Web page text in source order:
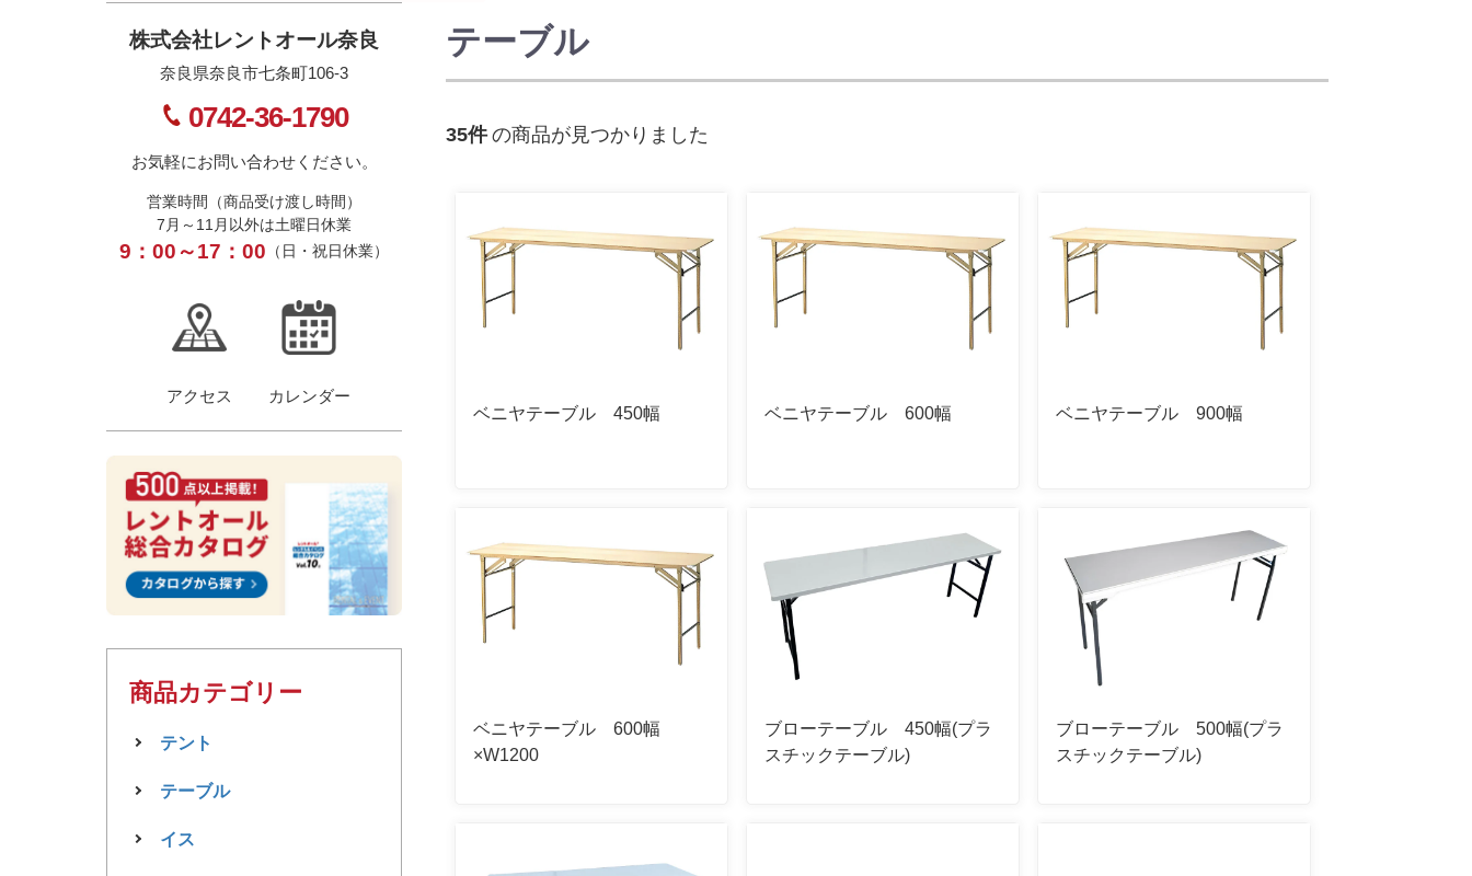
テーブル
35件 の商品が見つかりました
ベニヤテーブル 450幅 ベニヤテーブル 600幅 ベニヤテーブル 900幅
ベニヤテーブル 600幅
×W1200
ブローテーブル 450幅(プラ
スチックテーブル)
ブローテーブル 500幅(プラ
スチックテーブル)
株式会社レントオール奈良
奈良県奈良市七条町106-3
0742-36-1790
お気軽にお問い合わせください。
営業時間（商品受け渡し時間）
7月～11月以外は土曜日休業
9：00～17：00 （日・祝日休業）
アクセス カレンダー
商品カテゴリー
テント
テーブル
イス